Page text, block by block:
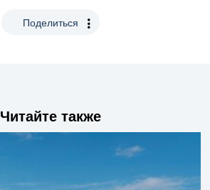
Поделиться
Читайте также